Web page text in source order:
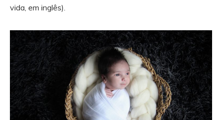
vida, em inglês).